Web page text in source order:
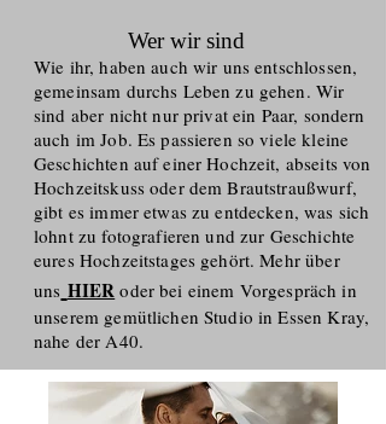
Wer wir sind
Wie ihr, haben auch wir uns entschlossen,
gemeinsam durchs Leben zu gehen. Wir
sind aber nicht nur privat ein Paar, sondern
auch im Job. Es passieren so viele kleine
Geschichten auf einer Hochzeit, abseits von
Hochzeitskuss oder dem Brautstraußwurf,
gibt es immer etwas zu entdecken, was sich
lohnt zu fotografieren und zur Geschichte
eures Hochzeitstages gehört. Mehr über
uns HIER oder bei einem Vorgespräch in
unserem gemütlichen Studio in Essen Kray,
nahe der A40.